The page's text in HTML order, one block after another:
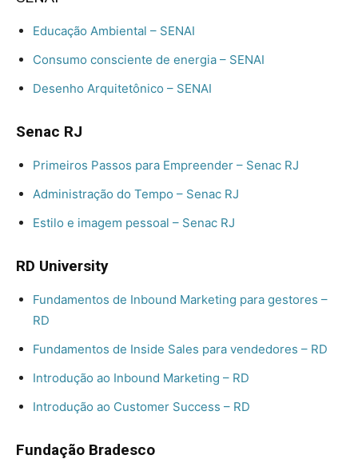
Educação Ambiental – SENAI
Consumo consciente de energia – SENAI
Desenho Arquitetônico – SENAI
Senac RJ
Primeiros Passos para Empreender – Senac RJ
Administração do Tempo – Senac RJ
Estilo e imagem pessoal – Senac RJ
RD University
Fundamentos de Inbound Marketing para gestores –
RD
Fundamentos de Inside Sales para vendedores – RD
Introdução ao Inbound Marketing – RD
Introdução ao Customer Success – RD
Fundação Bradesco